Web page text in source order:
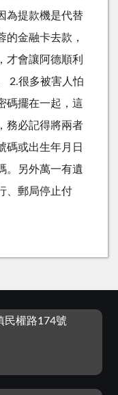
為提款機是代替
的金融卡去款，
才會讓阿德順利
2.很多被害人怕
碼擺在一起，這
務必記得將兩者
碼或出生年月日
。另外萬一有遺
、郵局停止付
民權路174號